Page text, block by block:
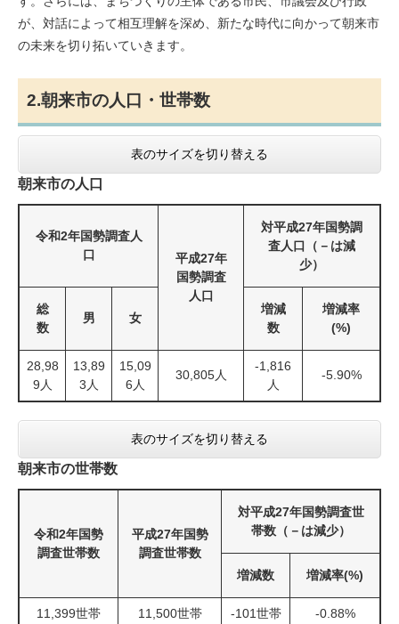
が、対話によって相互理解を深め、新たな時代に向かって朝来市
の未来を切り拓いていきます。
2.朝来市の人口・世帯数
表のサイズを切り替える
朝来市の人口
令和2年国勢調査人
口
平成27年
国勢調査
人口
対平成27年国勢調
査人口（－は減
少）
総
数
男 女
増減
数
増減率
(%)
28,98
9人
13,89
3人
15,09
6人
30,805人
-1,816
人
-5.90%
表のサイズを切り替える
朝来市の世帯数
令和2年国勢
調査世帯数
平成27年国勢
調査世帯数
対平成27年国勢調査世
帯数（－は減少）
増減数 増減率(%)
11,399世帯 11,500世帯 -101世帯 -0.88%